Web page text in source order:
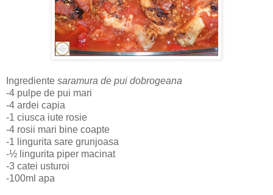
Ingrediente saramura de pui dobrogeana
-4 pulpe de pui mari
-4 ardei capia
-1 ciusca iute rosie
-4 rosii mari bine coapte
-1 lingurita sare grunjoasa
-½ lingurita piper macinat
-3 catei usturoi
-100ml apa